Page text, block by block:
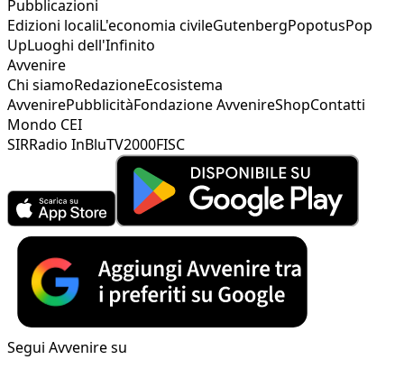
Pubblicazioni
Edizioni localiL'economia civileGutenbergPopotusPop
UpLuoghi dell'Infinito
Avvenire
Chi siamoRedazioneEcosistema
AvvenirePubblicitàFondazione AvvenireShopContatti
Mondo CEI
SIRRadio InBluTV2000FISC
Segui Avvenire su